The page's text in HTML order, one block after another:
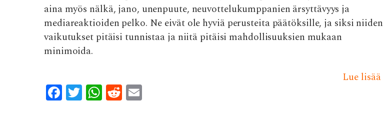
aina myös nälkä, jano, unenpuute, neuvottelukumppanien ärsyttävyys ja
mediareaktioiden pelko. Ne eivät ole hyviä perusteita päätöksille, ja siksi niiden
vaikutukset pitäisi tunnistaa ja niitä pitäisi mahdollisuuksien mukaan
minimoida.
Lue lisää
F
ac
T
w
W
h
R
e